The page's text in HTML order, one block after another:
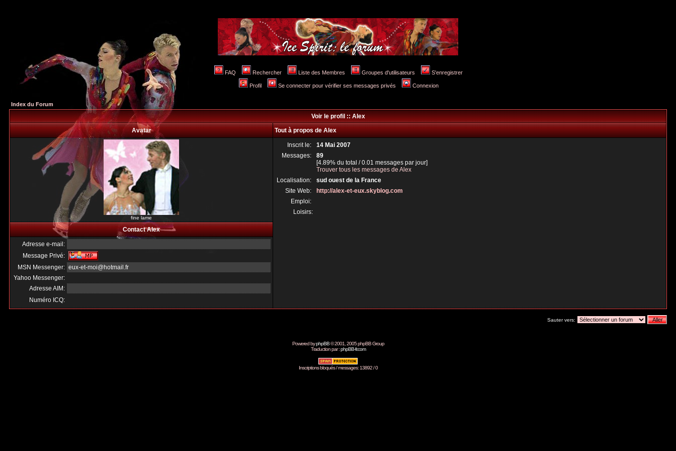
FAQ Rechercher Liste des Membres Groupes d'utilisateurs S'enregistrer
Profil Se connecter pour vérifier ses messages privés Connexion
Index du Forum
Voir le profil :: Alex
Avatar
Tout à propos de Alex
fine lame
Inscrit le: 14 Mai 2007
Messages: 89
[4.89% du total / 0.01 messages par jour]
Trouver tous les messages de Alex
Localisation: sud ouest de la France
Site Web: http://alex-et-eux.skyblog.com
Emploi:
Loisirs:
Contact Alex
Adresse e-mail:
Message Privé:
MSN Messenger: eux-et-moi@hotmail.fr
Yahoo Messenger:
Adresse AIM:
Numéro ICQ:
Sauter vers:
Powered byphpBB© 2001, 2005 phpBB Group
Traduction par :phpBB-fr.com
Inscriptions bloqués / messages: 13892 / 0